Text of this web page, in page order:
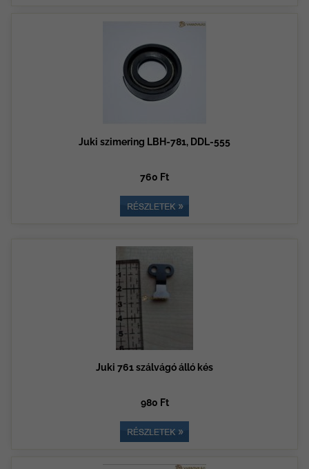
Juki szimering LBH-781, DDL-555
760 Ft
Juki 761 szálvágó álló kés
980 Ft